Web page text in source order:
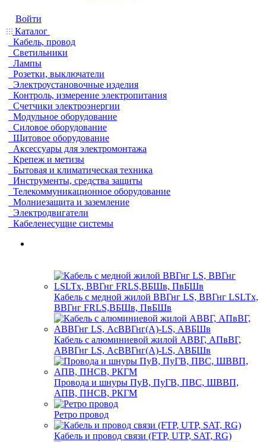
Войти
Каталог
Кабель, провод
Светильники
Лампы
Розетки, выключатели
Электроустановочные изделия
Контроль, измерение электропитания
Счетчики электроэнергии
Модульное оборудование
Силовое оборудование
Щитовое оборудование
Аксессуары для электромонтажа
Крепеж и метизы
Бытовая и климатическая техника
Инструменты, средства защиты
Телекоммуникационное оборудование
Молниезащита и заземление
Электродвигатели
Кабеленесущие системы
Кабель с медной жилой ВВГнг LS, ВВГнг LSLTx,
ВВГнг FRLS,ВБШв, ПвБШв
Кабель с алюминиевой жилой АВВГ, АПвВГ,
АВВГнг LS, АсВВГнг(А)-LS, АВБШв
Провода и шнуры ПуВ, ПуГВ, ПВС, ШВВП,
АПВ, ПНСВ, РКГМ
Ретро провод
Кабель и провод связи (FTP, UTP, SAT, RG)